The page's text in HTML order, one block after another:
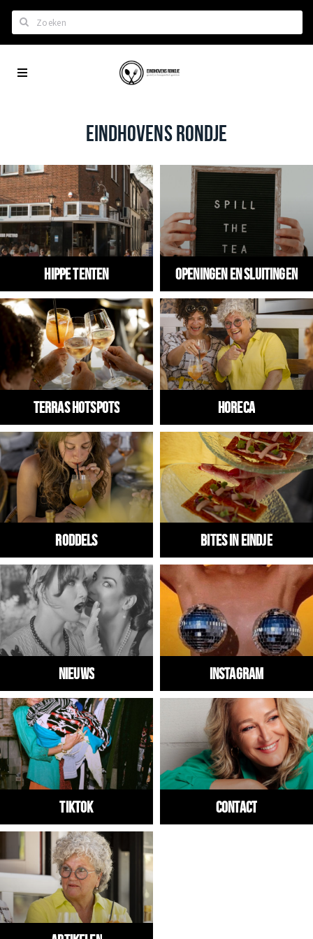
Home
Het laatste nieuws in Eindhoven
Roddels...
Restaurants en meer
Agenda
Hotels
Te koop en te huur
Winkels
Werken
Aanbiedingen
Ook reclame maken?
Over Eindhovens Rondje
Inloggen
City
EINDHOVENS RONDJE
Hippe tenten Openingen en Sluitingen
Terras hotspots HORECA
RODDELS Bites in Eindje
Nieuws Instagram
Tiktok Contact